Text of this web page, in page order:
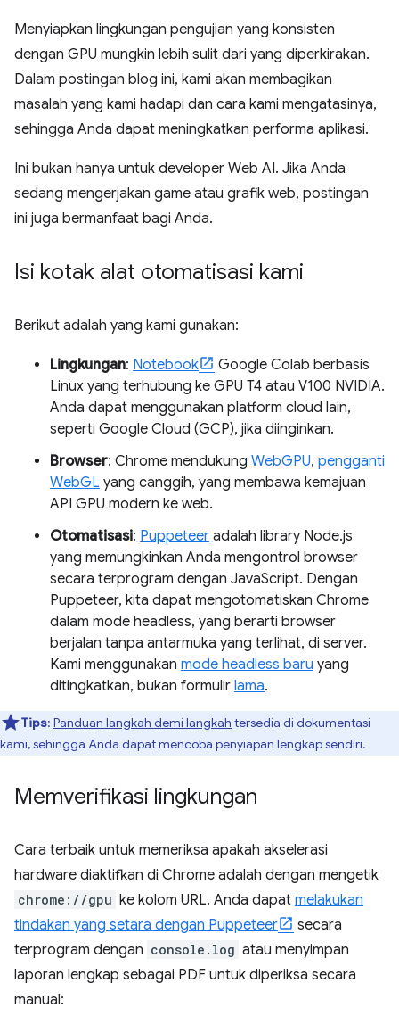
Menyiapkan lingkungan pengujian yang konsisten
dengan GPU mungkin lebih sulit dari yang diperkirakan.
Dalam postingan blog ini, kami akan membagikan
masalah yang kami hadapi dan cara kami mengatasinya,
sehingga Anda dapat meningkatkan performa aplikasi.
Ini bukan hanya untuk developer Web AI. Jika Anda
sedang mengerjakan game atau grafik web, postingan
ini juga bermanfaat bagi Anda.
Isi kotak alat otomatisasi kami
Berikut adalah yang kami gunakan:
Lingkungan: Notebook
Google Colab berbasis
Linux yang terhubung ke GPU T4 atau V100 NVIDIA.
Anda dapat menggunakan platform cloud lain,
seperti Google Cloud (GCP), jika diinginkan.
Browser: Chrome mendukung WebGPU, pengganti
WebGL yang canggih, yang membawa kemajuan
API GPU modern ke web.
Otomatisasi: Puppeteer adalah library Node.js
yang memungkinkan Anda mengontrol browser
secara terprogram dengan JavaScript. Dengan
Puppeteer, kita dapat mengotomatiskan Chrome
dalam mode headless, yang berarti browser
berjalan tanpa antarmuka yang terlihat, di server.
Kami menggunakan mode headless baru yang
ditingkatkan, bukan formulir lama.
Tips: Panduan langkah demi langkah tersedia di dokumentasi
kami, sehingga Anda dapat mencoba penyiapan lengkap sendiri.
Memverifikasi lingkungan
Cara terbaik untuk memeriksa apakah akselerasi
hardware diaktifkan di Chrome adalah dengan mengetik
chrome://gpu ke kolom URL. Anda dapat melakukan
tindakan yang setara dengan Puppeteer
secara
terprogram dengan console.log atau menyimpan
laporan lengkap sebagai PDF untuk diperiksa secara
manual: